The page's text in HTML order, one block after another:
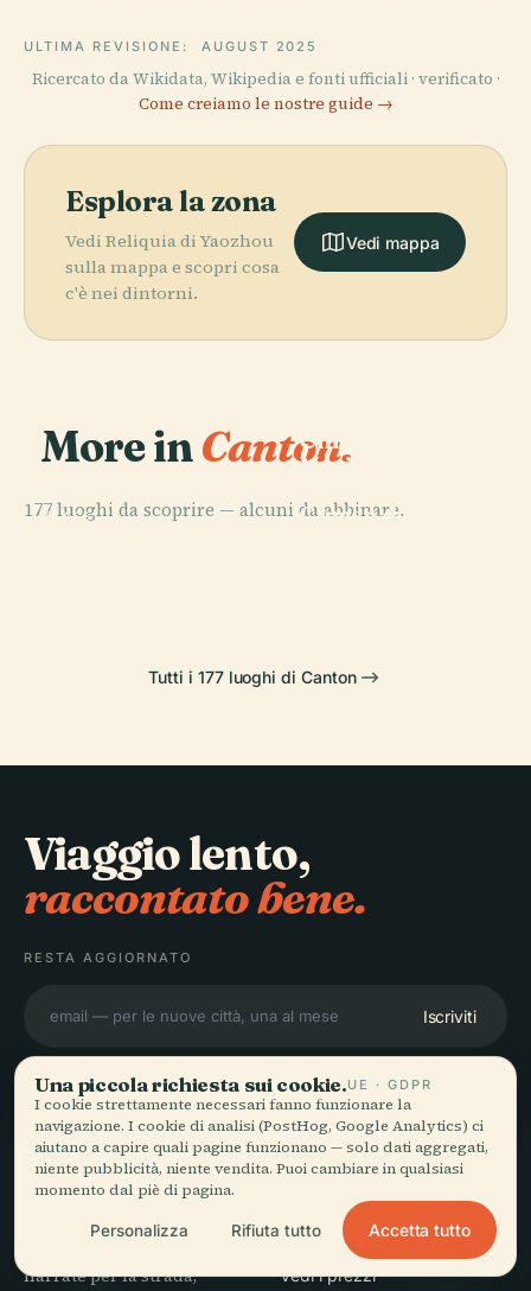
ULTIMA REVISIONE: AUGUST 2025
Ricercato da Wikidata, Wikipedia e fonti ufficiali · verificato ·
Come creiamo le nostre guide →
Esplora la zona
Vedi Reliquia di Yaozhou
sulla mappa e scopri cosa
c'è nei dintorni.
Vedi mappa
More inCanton.
177 luoghi da scoprire — alcuni da abbinare.
PLACE
Cina
Meridionale,
Cinese delle
PLACE
Tutti i 177 luoghi di Canton
Viaggio lento,
raccontato bene.
RESTA AGGIORNATO
Iscriviti
Audiala
Audioguide per come vaghi
narrate per la strada,
Destinazioni
Guide
Consigli di viaggio
Vedi i prezzi
Una piccola richiesta sui cookie.UE · GDPR
I cookie strettamente necessari fanno funzionare la
navigazione. I cookie di analisi (PostHog, Google Analytics) ci
aiutano a capire quali pagine funzionano — solo dati aggregati,
niente pubblicità, niente vendita. Puoi cambiare in qualsiasi
momento dal piè di pagina.
Personalizza Rifiuta tutto Accetta tutto